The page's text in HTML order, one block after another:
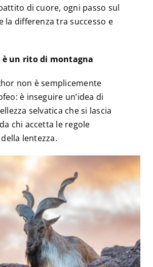
di cuore, ogni passo sul
la differenza tra successo e
è un rito di montagna
non è semplicemente
è inseguire un’idea di
selvatica che si lascia
chi accetta le regole
lentezza.